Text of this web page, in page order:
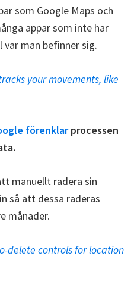
som Google Maps och
appar som inte har
man befinner sig.
your movements, like
förenklarprocessen
manuellt radera sin
så att dessa raderas
månader.
delete controls for location